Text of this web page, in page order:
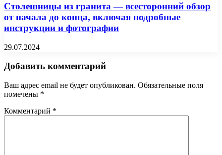
Столешницы из гранита — всесторонний обзор
от начала до конца, включая подробные
инструкции и фотографии
29.07.2024
Добавить комментарий
Ваш адрес email не будет опубликован. Обязательные поля
помечены *
Комментарий *